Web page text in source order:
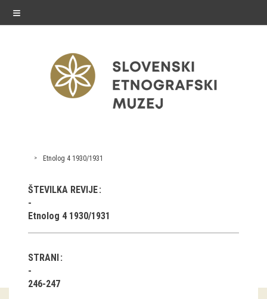
≡
razstave
Stalne razstave
Občasne razstave
Gostovanja
E-razstave
Virtualni sprehodi
Etnolog 4 1930/1931
ŠTEVILKA REVIJE
Etnolog 4 1930/1931
STRANI
246-247